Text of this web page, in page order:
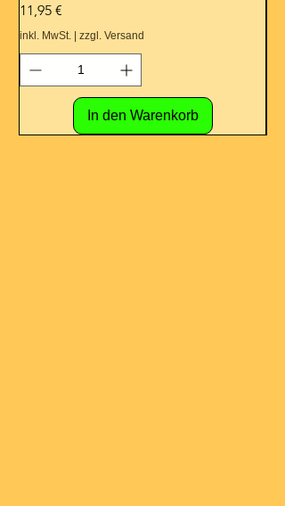
Preis
11,95 €
inkl. MwSt. zzgl. Versand
In den Warenkorb